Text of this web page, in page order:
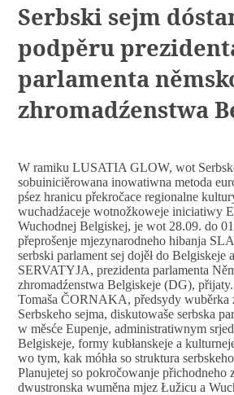
Serbski sejm
podpěru
parlamenta
zhromadźenstwa
W ramiku LUSATIA GLOW, wot
sobuiniciěrowana inowatiwna metoda
pśez hranicu překročace regionalne
wuchadźaceje wotnožkoweje iniciatiwy
Wuchodnej Belgiskej, je wot 28.09. do
přeprošenje mjezynarodneho hibanja
serbski parlament sej dojěł do Belgiskeje
SERVATYJA, prezidenta parlamenta
zhromadźenstwa Belgiskeje (DG),
Tomaša ČORNAKA, předsydy wuběrka
Serbskeho sejma, diskutowaše serbska
w měsće Eupenje, administratiwnym
Belgiskeje, formy kubłanskeje a
wo tym, kak móhła so struktura
Planujetej so pokročowanje přichodneho
dwustronska wuměna mjez Łužicu a